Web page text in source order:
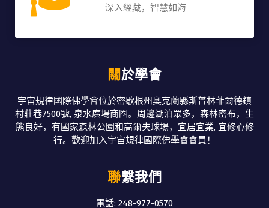
深入經藏，智慧如海
關於學會
宇宙規律國際佛學會位於密歇根州奧克蘭縣斯普林菲爾德鎮
村莊巷7500號, 泉水廣場商圈。周邊湖泊眾多，森林密布，生
態良好，有國家森林公園和高爾夫球場，宜居宜業, 宜修心修
行。歡迎加入宇宙規律國際佛學會會員！
聯繫我們
電話: 248-977-0570